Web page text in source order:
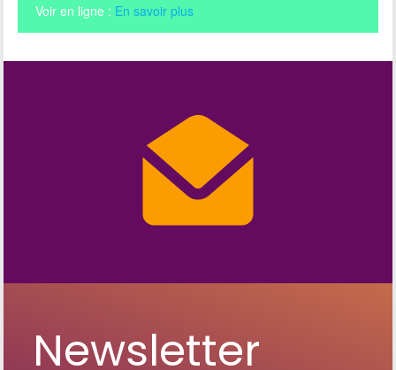
Voir en ligne : En savoir plus
Newsletter